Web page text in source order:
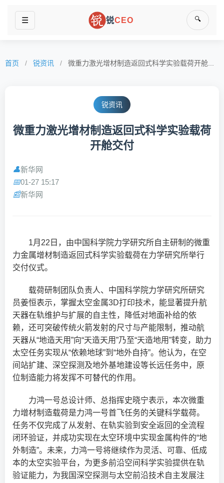
☰ 锐CEO 🔍
首页 / 锐资讯 / 微重力激光增材制造返回式科学实验载荷开舱...
锐资讯
微重力激光增材制造返回式科学实验载荷
开舱交付
👤新华网
📅01-27 15:17
📰新华网
1月22日，由中国科学院力学研究所自主研制的微重
力金属增材制造返回式科学实验载荷在力学研究所举行
交付仪式。
载荷研制团队负责人、中国科学院力学研究所研究
员姜恒表示，掌握太空金属3D打印技术，能显著提升航
天器在轨维护与扩展的自主性，降低对地面补给的依
赖，还可突破传统火箭发射的尺寸与产能限制，推动航
天器从“地造天用”向“天造天用”乃至“天造地用”转变，助力
太空任务实现从“依赖地球”到“地外自持”。他认为，在空
间站扩建、深空探测及地外基地建设等长远任务中，原
位制造能力将发挥不可替代的作用。
力鸿一号总设计师、总指挥史晓宁表示，本次微重
力增材制造载荷是力鸿一号首飞任务的关键科学载荷。
任务不仅完成了从发射、在轨实验到安全返回的全流程
闭环验证，并成功实现在太空环境中实现金属构件的“地
外制造”。未来，力鸿一号将继续作为灵活、可靠、低成
本的太空实验平台，为更多前沿空间科学实验提供在轨
验证能力，为我国深空探测与太空前沿技术自主发展注